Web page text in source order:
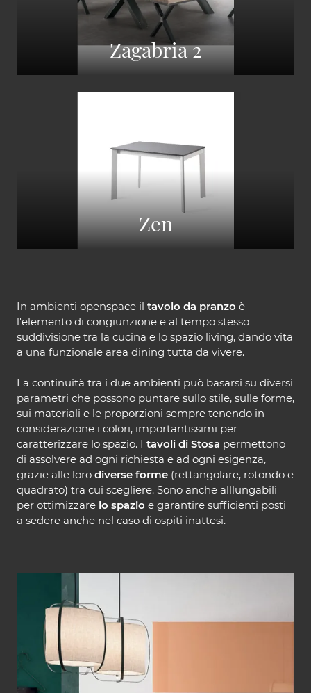
Zagabria 2
Zen
In ambienti openspace il tavolo da pranzo è
l'elemento di congiunzione e al tempo stesso
suddivisione tra la cucina e lo spazio living, dando vita
a una funzionale area dining tutta da vivere.
La continuità tra i due ambienti può basarsi su diversi
parametri che possono puntare sullo stile, sulle forme,
sui materiali e le proporzioni sempre tenendo in
considerazione i colori, importantissimi per
caratterizzare lo spazio. I tavoli di Stosa permettono
di assolvere ad ogni richiesta e ad ogni esigenza,
grazie alle loro diverse forme (rettangolare, rotondo e
quadrato) tra cui scegliere. Sono anche alllungabili
per ottimizzare lo spazio e garantire sufficienti posti
a sedere anche nel caso di ospiti inattesi.